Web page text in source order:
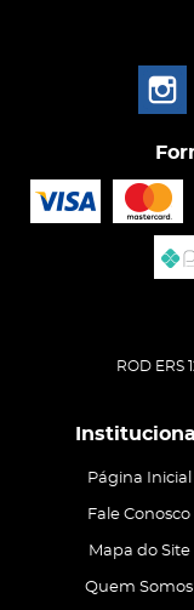
ROD ERS
Institucional
Página Inicial
Fale Conosco
Mapa do Site
Quem Somos